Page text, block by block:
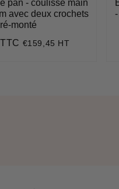
pan - coulisse main
avec deux crochets
monté
€191,34
€159,45 HT